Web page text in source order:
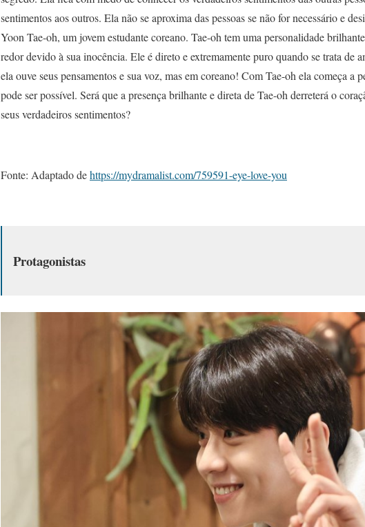
sentimentos aos outros. Ela não se aproxima das pessoas se não fornecessário e
Yoon Tae-oh, um jovem estudante coreano. Tae-oh tem uma personalidade
redor devido à sua inocência. Ele é direto e extremamente puro quando se trata de
ela ouve seus pensamentos e sua voz, mas em coreano! Com Tae-oh ela começa a
pode ser possível. Será que a presença brilhante e direta de Tae-oh derreterá o
seus verdadeiros sentimentos?
Fonte: Adaptado dehttps://mydramalist.com/759591-eye-love-you
Protagonistas